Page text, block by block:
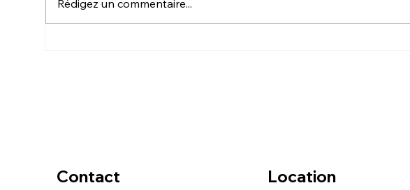
Rédigez un commentaire...
Contact Location